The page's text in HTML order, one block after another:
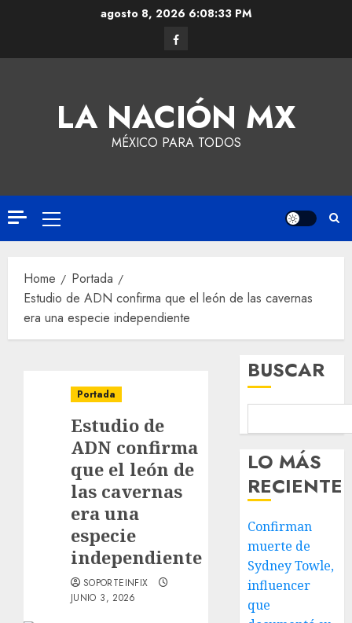
agosto 8, 2026 6:08:34 PM
LA NACIÓN MX
MÉXICO PARA TODOS
Home
Portada
Estudio de ADN confirma que el león de las cavernas
era una especie independiente
Portada
Estudio de
ADN confirma
que el león de
las cavernas
era una
especie
independiente
SOPORTEINFIX
JUNIO 3, 2026
BUSCAR
LO MÁS
RECIENTE
Confirman
muerte de
Sydney Towle,
influencer
que